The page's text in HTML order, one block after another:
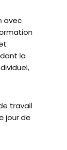
avec
la
travail
jour de